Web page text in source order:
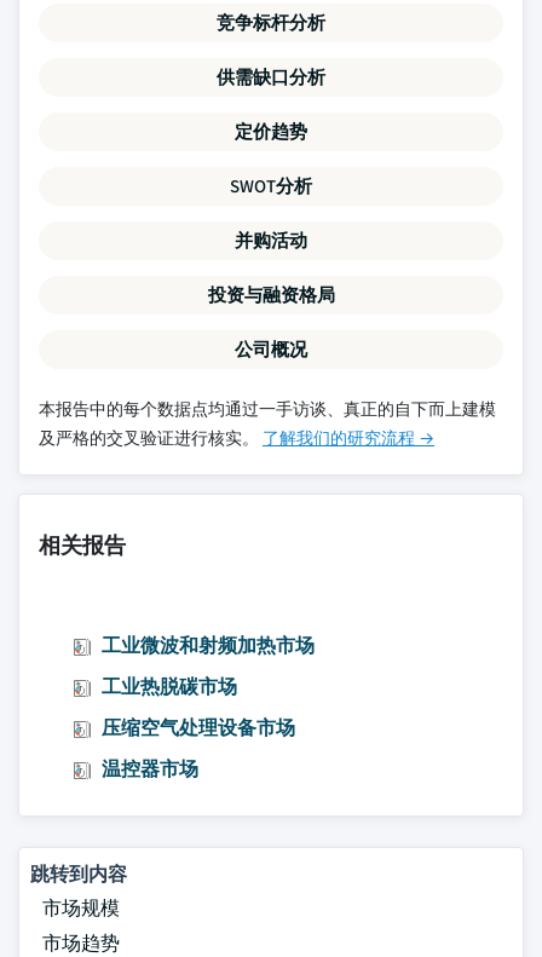
竞争标杆分析
供需缺口分析
定价趋势
SWOT分析
并购活动
投资与融资格局
公司概况
本报告中的每个数据点均通过一手访谈、真正的自下而上建模
及严格的交叉验证进行核实。 了解我们的研究流程 →
相关报告
工业微波和射频加热市场
工业热脱碳市场
压缩空气处理设备市场
温控器市场
跳转到内容
市场规模
市场趋势